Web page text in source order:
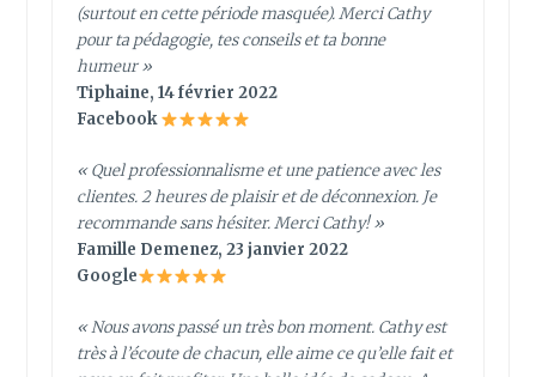
(surtout en cette période masquée). Merci Cathy
pour ta pédagogie, tes conseils et ta bonne
humeur »
Tiphaine, 14 février 2022
Facebook
«Quel professionnalisme et une patience avec les
clientes. 2 heures de plaisir et de déconnexion. Je
recommande sans hésiter. Merci Cathy!»
Famille Demenez, 23 janvier 2022
Google
« Nous avons passé un très bon moment. Cathy est
très à l’écoute de chacun, elle aime ce qu’elle fait et